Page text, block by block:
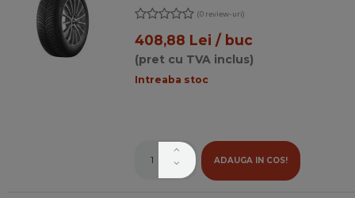
(0 review-uri)
408,88 Lei / buc
(pret cu TVA inclus)
Intreaba stoc
ADAUGA IN COS!